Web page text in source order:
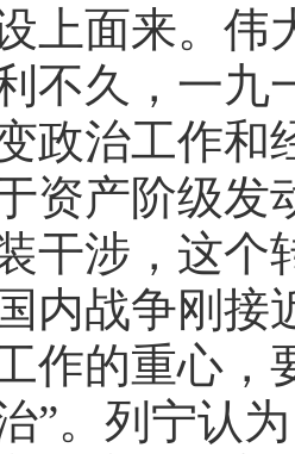
上面来。伟
不久，一九
政治工作和
资产阶级发
干涉，这个
内战争刚接
作的重心，
”。列宁认